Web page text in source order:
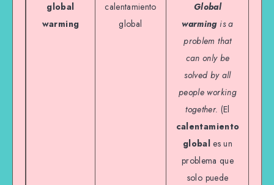
global
warming
calentamiento
global
Global
warmingis a
problem that
can only be
solved by all
people working
together. (El
calentamiento
global es un
problema que
solo puede